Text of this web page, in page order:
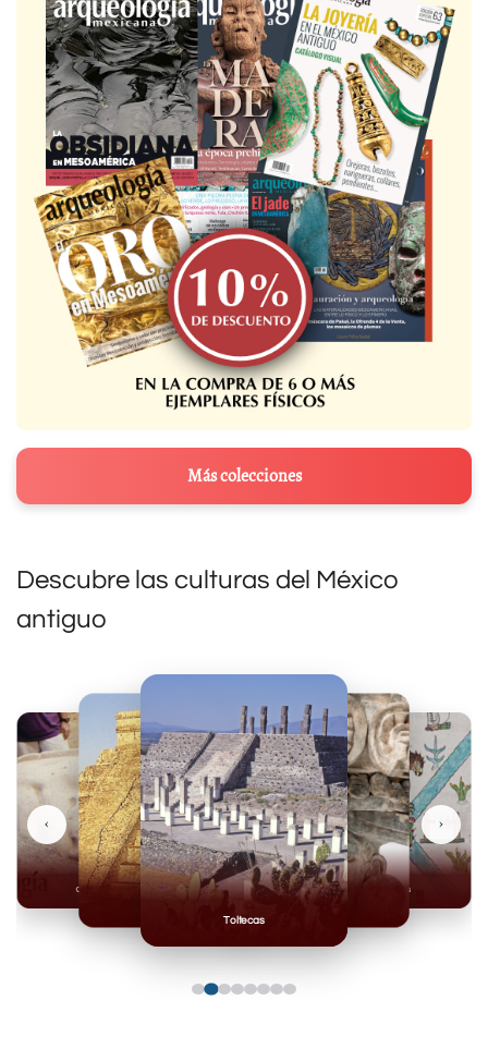
Más colecciones
Descubre las culturas del México
antiguo
Toltecas
Mexicas
Olmecas
‹ ›